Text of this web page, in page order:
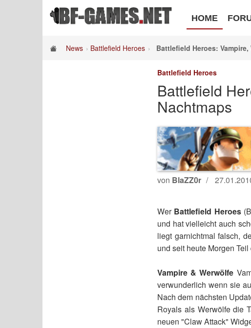
HOME
News Battlefield Heroes Battlefield Heroes:
Battlefield Heroes
Battlefield
Nachtmaps
von BlaZZ0r
Wer Battlefield Heroes
und hat vielleicht auch
liegt garnichtmal falsch,
und seit heute Morgen
Vampire & Werwölfe
verwunderlich wenn sie
Nach dem nächsten
Royals als Werwölfe die
neuen "Claw Attack"